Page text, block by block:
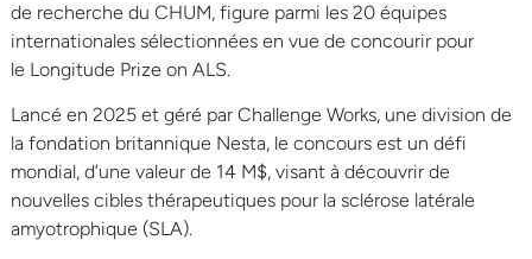
de recherche du CHUM, figure parmi les 20 équipes
internationales sélectionnées en vue de concourir pour
le Longitude Prize on ALS.
Lancé en 2025 et géré par Challenge Works, une division de
la fondation britannique Nesta, le concours est un défi
mondial, d’une valeur de 14 M$, visant à découvrir de
nouvelles cibles thérapeutiques pour la sclérose latérale
amyotrophique (SLA).